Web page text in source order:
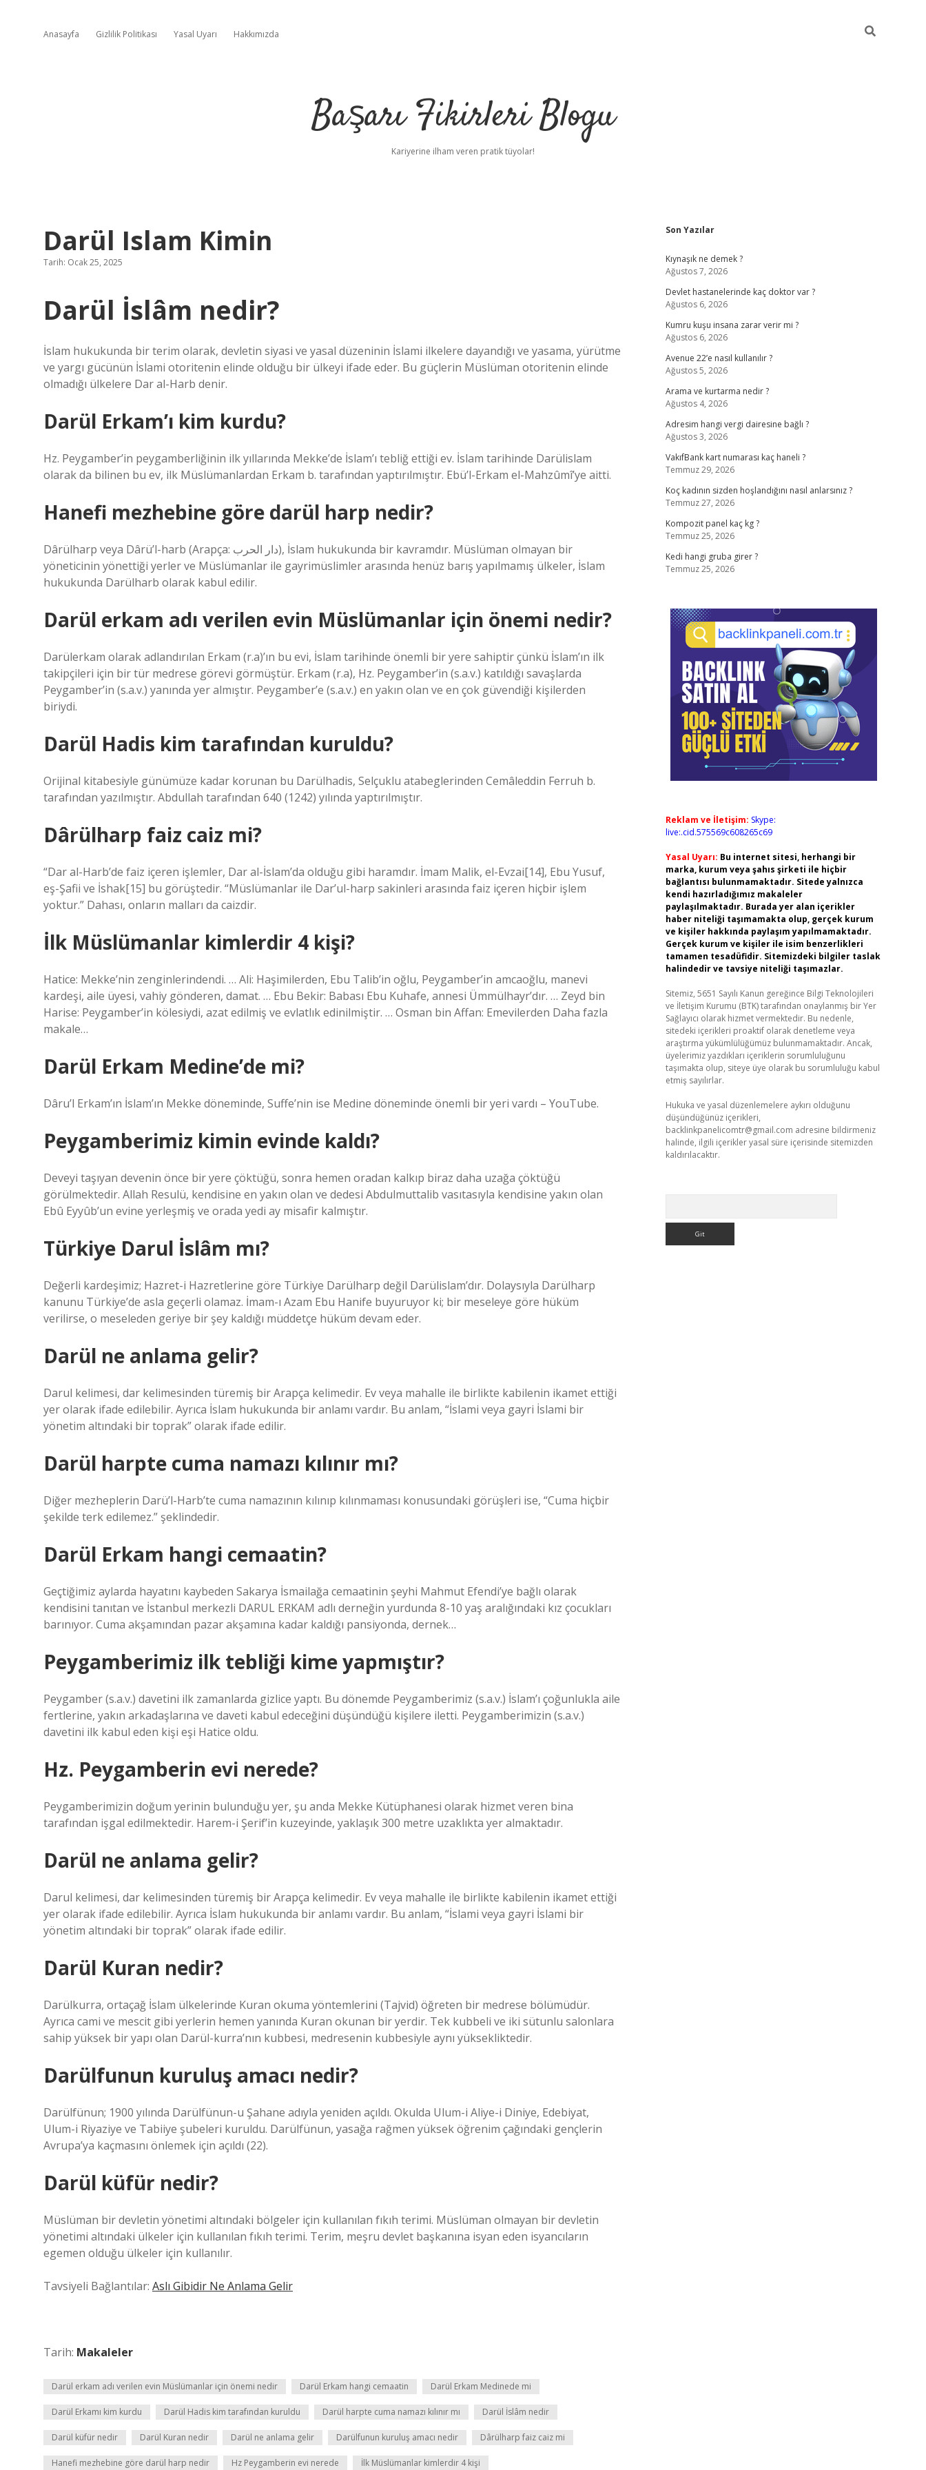
Anasayfa Gizlilik Politikası Yasal Uyarı Hakkımızda
Başarı Fikirleri Blogu
Kariyerine ilham veren pratik tüyolar!
Darül Islam Kimin
Tarih: Ocak 25, 2025
Darül İslâm nedir?
İslam hukukunda bir terim olarak, devletin siyasi ve yasal düzeninin İslami ilkelere dayandığı ve yasama, yürütme
ve yargı gücünün İslami otoritenin elinde olduğu bir ülkeyi ifade eder. Bu güçlerin Müslüman otoritenin elinde
olmadığı ülkelere Dar al-Harb denir.
Darül Erkam’ı kim kurdu?
Hz. Peygamber’in peygamberliğinin ilk yıllarında Mekke’de İslam’ı tebliğ ettiği ev. İslam tarihinde Darülislam
olarak da bilinen bu ev, ilk Müslümanlardan Erkam b. tarafından yaptırılmıştır. Ebü’l-Erkam el-Mahzûmî’ye aitti.
Hanefi mezhebine göre darül harp nedir?
Dârülharp veya Dârü’l-harb (Arapça: دار الحرب), İslam hukukunda bir kavramdır. Müslüman olmayan bir
yöneticinin yönettiği yerler ve Müslümanlar ile gayrimüslimler arasında henüz barış yapılmamış ülkeler, İslam
hukukunda Darülharb olarak kabul edilir.
Darül erkam adı verilen evin Müslümanlar için önemi nedir?
Darülerkam olarak adlandırılan Erkam (r.a)’ın bu evi, İslam tarihinde önemli bir yere sahiptir çünkü İslam’ın ilk
takipçileri için bir tür medrese görevi görmüştür. Erkam (r.a), Hz. Peygamber’in (s.a.v.) katıldığı savaşlarda
Peygamber’in (s.a.v.) yanında yer almıştır. Peygamber’e (s.a.v.) en yakın olan ve en çok güvendiği kişilerden
biriydi.
Darül Hadis kim tarafından kuruldu?
Orijinal kitabesiyle günümüze kadar korunan bu Darülhadis, Selçuklu atabeglerinden Cemâleddin Ferruh b.
tarafından yazılmıştır. Abdullah tarafından 640 (1242) yılında yaptırılmıştır.
Dârülharp faiz caiz mi?
“Dar al-Harb’de faiz içeren işlemler, Dar al-İslam’da olduğu gibi haramdır. İmam Malik, el-Evzai[14], Ebu Yusuf,
eş-Şafii ve İshak[15] bu görüştedir. “Müslümanlar ile Dar’ul-harp sakinleri arasında faiz içeren hiçbir işlem
yoktur.” Dahası, onların malları da caizdir.
İlk Müslümanlar kimlerdir 4 kişi?
Hatice: Mekke’nin zenginlerindendi. … Ali: Haşimilerden, Ebu Talib’in oğlu, Peygamber’in amcaoğlu, manevi
kardeşi, aile üyesi, vahiy gönderen, damat. … Ebu Bekir: Babası Ebu Kuhafe, annesi Ümmülhayr’dır. … Zeyd bin
Harise: Peygamber’in kölesiydi, azat edilmiş ve evlatlık edinilmiştir. … Osman bin Affan: Emevilerden Daha fazla
makale…
Darül Erkam Medine’de mi?
Dâru’l Erkam’ın İslam’ın Mekke döneminde, Suffe’nin ise Medine döneminde önemli bir yeri vardı – YouTube.
Peygamberimiz kimin evinde kaldı?
Deveyi taşıyan devenin önce bir yere çöktüğü, sonra hemen oradan kalkıp biraz daha uzağa çöktüğü
görülmektedir. Allah Resulü, kendisine en yakın olan ve dedesi Abdulmuttalib vasıtasıyla kendisine yakın olan
Ebû Eyyûb’un evine yerleşmiş ve orada yedi ay misafir kalmıştır.
Türkiye Darul İslâm mı?
Değerli kardeşimiz; Hazret-i Hazretlerine göre Türkiye Darülharp değil Darülislam’dır. Dolaysıyla Darülharp
kanunu Türkiye’de asla geçerli olamaz. İmam-ı Azam Ebu Hanife buyuruyor ki; bir meseleye göre hüküm
verilirse, o meseleden geriye bir şey kaldığı müddetçe hüküm devam eder.
Darül ne anlama gelir?
Darul kelimesi, dar kelimesinden türemiş bir Arapça kelimedir. Ev veya mahalle ile birlikte kabilenin ikamet ettiği
yer olarak ifade edilebilir. Ayrıca İslam hukukunda bir anlamı vardır. Bu anlam, “İslami veya gayri İslami bir
yönetim altındaki bir toprak” olarak ifade edilir.
Darül harpte cuma namazı kılınır mı?
Diğer mezheplerin Darü’l-Harb’te cuma namazının kılınıp kılınmaması konusundaki görüşleri ise, “Cuma hiçbir
şekilde terk edilemez.” şeklindedir.
Darül Erkam hangi cemaatin?
Geçtiğimiz aylarda hayatını kaybeden Sakarya İsmailağa cemaatinin şeyhi Mahmut Efendi’ye bağlı olarak
kendisini tanıtan ve İstanbul merkezli DARUL ERKAM adlı derneğin yurdunda 8-10 yaş aralığındaki kız çocukları
barınıyor. Cuma akşamından pazar akşamına kadar kaldığı pansiyonda, dernek…
Peygamberimiz ilk tebliği kime yapmıştır?
Peygamber (s.a.v.) davetini ilk zamanlarda gizlice yaptı. Bu dönemde Peygamberimiz (s.a.v.) İslam’ı çoğunlukla aile
fertlerine, yakın arkadaşlarına ve daveti kabul edeceğini düşündüğü kişilere iletti. Peygamberimizin (s.a.v.)
davetini ilk kabul eden kişi eşi Hatice oldu.
Hz. Peygamberin evi nerede?
Peygamberimizin doğum yerinin bulunduğu yer, şu anda Mekke Kütüphanesi olarak hizmet veren bina
tarafından işgal edilmektedir. Harem-i Şerif’in kuzeyinde, yaklaşık 300 metre uzaklıkta yer almaktadır.
Darül ne anlama gelir?
Darul kelimesi, dar kelimesinden türemiş bir Arapça kelimedir. Ev veya mahalle ile birlikte kabilenin ikamet ettiği
yer olarak ifade edilebilir. Ayrıca İslam hukukunda bir anlamı vardır. Bu anlam, “İslami veya gayri İslami bir
yönetim altındaki bir toprak” olarak ifade edilir.
Darül Kuran nedir?
Darülkurra, ortaçağ İslam ülkelerinde Kuran okuma yöntemlerini (Tajvid) öğreten bir medrese bölümüdür.
Ayrıca cami ve mescit gibi yerlerin hemen yanında Kuran okunan bir yerdir. Tek kubbeli ve iki sütunlu salonlara
sahip yüksek bir yapı olan Darül-kurra’nın kubbesi, medresenin kubbesiyle aynı yüksekliktedir.
Darülfunun kuruluş amacı nedir?
Darülfünun; 1900 yılında Darülfünun-u Şahane adıyla yeniden açıldı. Okulda Ulum-i Aliye-i Diniye, Edebiyat,
Ulum-i Riyaziye ve Tabiiye şubeleri kuruldu. Darülfünun, yasağa rağmen yüksek öğrenim çağındaki gençlerin
Avrupa’ya kaçmasını önlemek için açıldı (22).
Darül küfür nedir?
Müslüman bir devletin yönetimi altındaki bölgeler için kullanılan fıkıh terimi. Müslüman olmayan bir devletin
yönetimi altındaki ülkeler için kullanılan fıkıh terimi. Terim, meşru devlet başkanına isyan eden isyancıların
egemen olduğu ülkeler için kullanılır.
Tavsiyeli Bağlantılar: Aslı Gibidir Ne Anlama Gelir
Tarih: Makaleler
Darül erkam adı verilen evin Müslümanlar için önemi nedir Darül Erkam hangi cemaatin Darül Erkam Medinede mi
Darül Erkamı kim kurdu Darül Hadis kim tarafından kuruldu Darül harpte cuma namazı kılınır mı Darül İslâm nedir
Darül küfür nedir Darül Kuran nedir Darül ne anlama gelir Darülfunun kuruluş amacı nedir Dârülharp faiz caiz mi
Hanefi mezhebine göre darül harp nedir Hz Peygamberin evi nerede İlk Müslümanlar kimlerdir 4 kişi
Sidebar
Son Yazılar
Kıynaşık ne demek ?
Ağustos 7, 2026
Devlet hastanelerinde kaç doktor var ?
Ağustos 6, 2026
Kumru kuşu insana zarar verir mi ?
Ağustos 6, 2026
Avenue 22’e nasıl kullanılır ?
Ağustos 5, 2026
Arama ve kurtarma nedir ?
Ağustos 4, 2026
Adresim hangi vergi dairesine bağlı ?
Ağustos 3, 2026
VakıfBank kart numarası kaç haneli ?
Temmuz 29, 2026
Koç kadının sizden hoşlandığını nasıl anlarsınız ?
Temmuz 27, 2026
Kompozit panel kaç kg ?
Temmuz 25, 2026
Kedi hangi gruba girer ?
Temmuz 25, 2026
Reklam ve İletişim: Skype:
live:.cid.575569c608265c69
Yasal Uyarı: Bu internet sitesi, herhangi bir
marka, kurum veya şahıs şirketi ile hiçbir
bağlantısı bulunmamaktadır. Sitede yalnızca
kendi hazırladığımız makaleler
paylaşılmaktadır. Burada yer alan içerikler
haber niteliği taşımamakta olup, gerçek kurum
ve kişiler hakkında paylaşım yapılmamaktadır.
Gerçek kurum ve kişiler ile isim benzerlikleri
tamamen tesadüfidir. Sitemizdeki bilgiler taslak
halindedir ve tavsiye niteliği taşımazlar.
Sitemiz, 5651 Sayılı Kanun gereğince Bilgi Teknolojileri
ve İletişim Kurumu (BTK) tarafından onaylanmış bir Yer
Sağlayıcı olarak hizmet vermektedir. Bu nedenle,
sitedeki içerikleri proaktif olarak denetleme veya
araştırma yükümlülüğümüz bulunmamaktadır. Ancak,
üyelerimiz yazdıkları içeriklerin sorumluluğunu
taşımakta olup, siteye üye olarak bu sorumluluğu kabul
etmiş sayılırlar.
Hukuka ve yasal düzenlemelere aykırı olduğunu
düşündüğünüz içerikleri,
backlinkpanelicomtr@gmail.com adresine bildirmeniz
halinde, ilgili içerikler yasal süre içerisinde sitemizden
kaldırılacaktır.